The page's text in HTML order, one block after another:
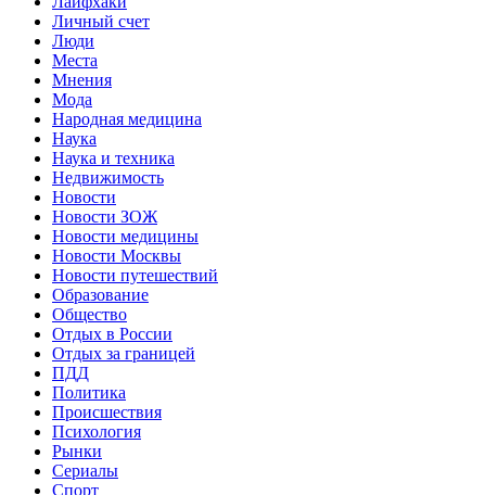
Личный счет
Люди
Места
Мнения
Мода
Народная медицина
Наука
Наука и техника
Недвижимость
Новости
Новости ЗОЖ
Новости медицины
Новости Москвы
Новости путешествий
Образование
Общество
Отдых в России
Отдых за границей
ПДД
Политика
Происшествия
Психология
Рынки
Сериалы
Спорт